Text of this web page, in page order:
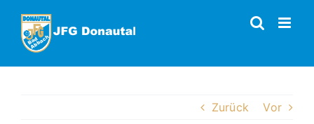
Inhalt
springen
Zurück Vor